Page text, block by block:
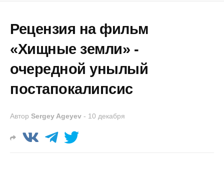
Рецензия на фильм
«Хищные земли» -
очередной унылый
постапокалипсис
Автор Sergey Ageyev - 10 декабря